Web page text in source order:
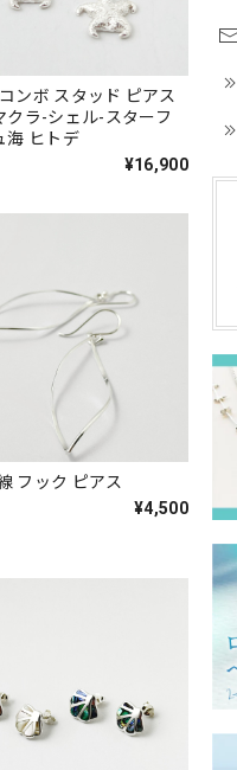
ンボ スタッド ピアス
クラ-シェル-スターフ
海 ヒトデ
¥16,900
フック ピアス
¥4,500